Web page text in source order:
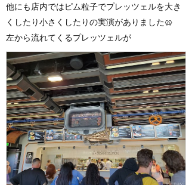
他にも店内ではピム粒子でプレッツェルを大き
くしたり小さくしたりの実演がありました🥨
左から流れてくるプレッツェルが